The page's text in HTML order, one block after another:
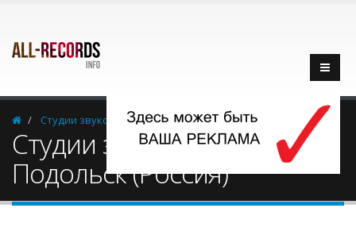
Cтудии звукозаписи Россия Подольск
Cтудии звукозаписи -
Подольск (Россия)